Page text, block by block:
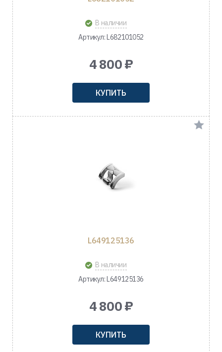
В наличии
Артикул: L682101052
4 800 ₽
КУПИТЬ
L649125136
В наличии
Артикул: L649125136
4 800 ₽
КУПИТЬ